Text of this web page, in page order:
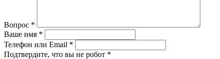
Вопрос *
Ваше имя *
Телефон или Email *
Подтвердите, что вы не робот *